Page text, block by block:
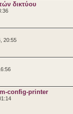
δικτύου
20:55
config-printer